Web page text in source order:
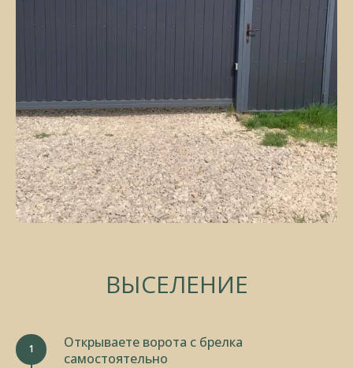
ВЫСЕЛЕНИЕ
Открываете ворота с брелка
самостоятельно